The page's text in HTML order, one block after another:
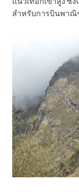
สำหรับการบินพาณิ